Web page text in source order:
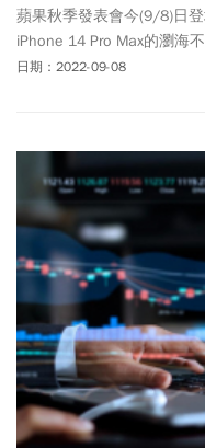
蘋果秋季發表會今(9/8)日
iPhone 14 Pro Max的瀏海
Island)，帶給果粉全新體
日期：2022-09-08